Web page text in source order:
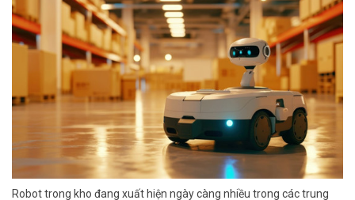
Robot trong kho đang xuất hiện ngày càng nhiều trong các trung